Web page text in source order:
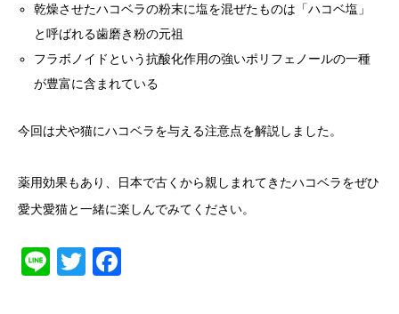
乾燥させたハコベラの粉末に塩を混ぜたものは「ハコベ塩」
と呼ばれる歯磨き粉の元祖
フラボノイドという抗酸化作用の強いポリフェノールの一種
が豊富に含まれている
今回は犬や猫にハコベラを与える注意点を解説しました。
薬用効果もあり、日本で古くから親しまれてきたハコベラをぜひ
愛犬愛猫と一緒に楽しんでみてください。
LineTwitter